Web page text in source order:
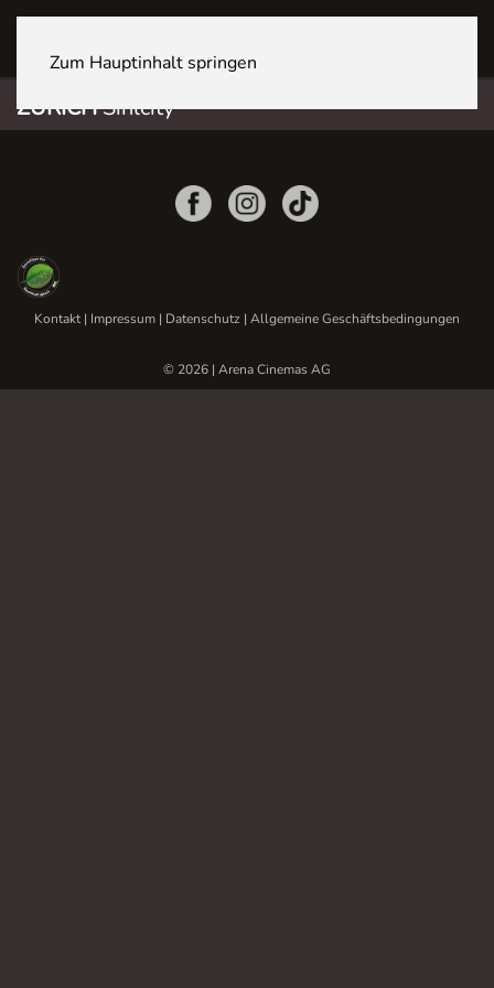
Zum Hauptinhalt springen
ZÜRICHSihlcity
Kontakt| Impressum | Datenschutz | Allgemeine Geschäftsbedingungen
© 2026 | Arena Cinemas AG